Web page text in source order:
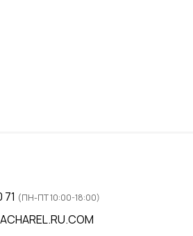
(ПН-ПТ 10:00-18:00)